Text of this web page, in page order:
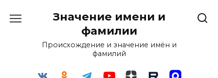
Значение имени и
фамилии
Происхождение и значение имён и
фамилий